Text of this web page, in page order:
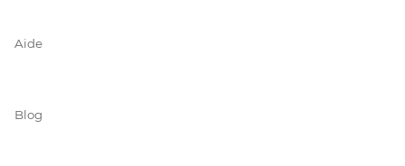
Aide
Blog